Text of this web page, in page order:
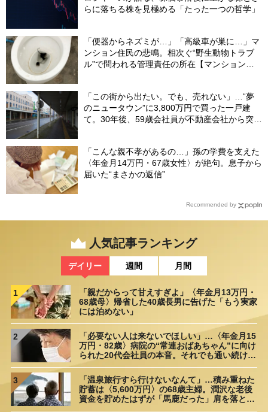
らに落ちる株を見極める「たった一つの哲学」
「便器からネズミが…」「高級車が巣に…」マ
ンション住民の悲鳴。相次ぐ“野生動物トラブ
ル”で問われる管理責任の所在【マンション管
「この街から出たい。でも、売れない」…“夢
のニュータウン”に3,800万円で買った一戸建
て。30年後、59歳会社員が不動産会社から突き
「こんな親不孝があるの…」孫の学費を支えた
〈年金月14万円・67歳女性〉が絶句。息子から
届いた“まさかの返信”
Recommended by
人気記事ランキング
デイリー 週間 月間
1
「親だからって甘えすぎよ」〈年金月13万円・
68歳母〉帰省した40歳長男に告げた「もう実家
には泊めない」
2
「必要ない人は来ないでほしい」…〈年金月15
万円・82歳〉病院の“常連おばあちゃん”に向け
られた20代会社員の本音。それでも通い続ける
3
「温泉旅行すら行けないなんて」…積み重ねた
貯蓄は〈5,600万円〉の68歳主婦。潤沢な老後
資金を貯めたはずが「馬鹿だった」肩を落とす